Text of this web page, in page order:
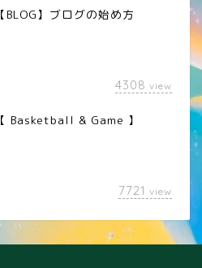
【BLOG】ブログの始め方
4308 view
【 Basketball & Game 】
7721 view
カメラレンズ
YouTube